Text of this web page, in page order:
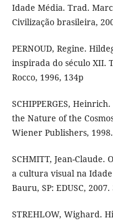
Idade Média. Trad.
Civilização brasileira,
PERNOUD, Regine.
inspirada do século XII.
Rocco, 1996, 134p
SCHIPPERGES,
the Nature of the
Wiener Publishers,
SCHMITT, Jean-Claude.
a cultura visual na
Bauru, SP: EDUSC, 2007.
STREHLOW, Wighard.